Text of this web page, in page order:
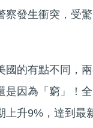
察發生衝突，受
國的有點不同，
是因為「窮」！
上升9%，達到最